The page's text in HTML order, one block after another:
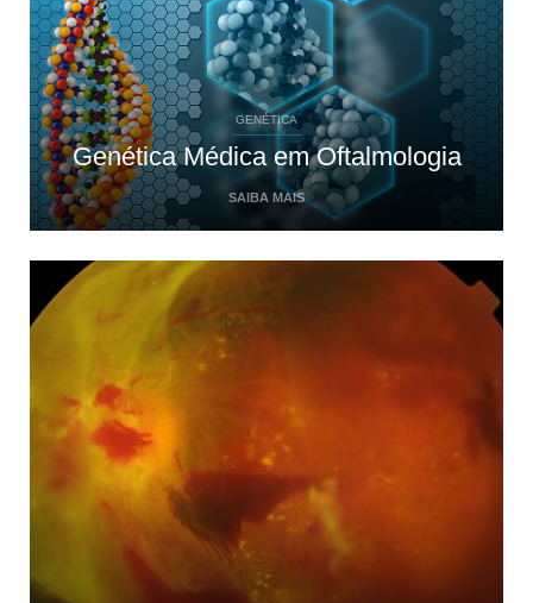
GENÉTICA
Genética Médica em Oftalmologia
SAIBA MAIS